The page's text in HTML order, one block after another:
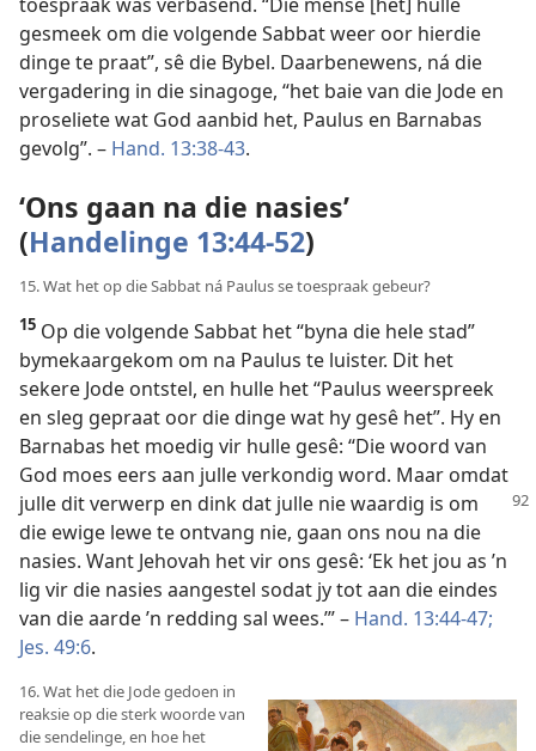
gesmeek om die volgende Sabbat weer oor hierdie
dinge te praat”, sê die Bybel. Daarbenewens, ná die
vergadering in die sinagoge, “het baie van die Jode en
proseliete wat God aanbid het, Paulus en Barnabas
gevolg”. – Hand. 13:38-43.
‘Ons gaan na die nasies’
(Handelinge 13:44-52)
15. Wat het op die Sabbat ná Paulus se toespraak gebeur?
15 Op die volgende Sabbat het “byna die hele stad”
bymekaargekom om na Paulus te luister. Dit het
sekere Jode ontstel, en hulle het “Paulus weerspreek
en sleg gepraat oor die dinge wat hy gesê het”. Hy en
Barnabas het moedig vir hulle gesê: “Die woord van
God moes eers aan julle verkondig word. Maar omdat
julle dit verwerp en dink dat julle nie waardig is om
die ewige lewe te ontvang nie, gaan ons nou na die
nasies. Want Jehovah het vir ons gesê: ‘Ek het jou as ’n
lig vir die nasies aangestel sodat jy tot aan die eindes
van die aarde ’n redding sal wees.’” – Hand. 13:44-47;
Jes. 49:6.
16. Wat het die Jode gedoen in
reaksie op die sterk woorde van
die sendelinge, en hoe het